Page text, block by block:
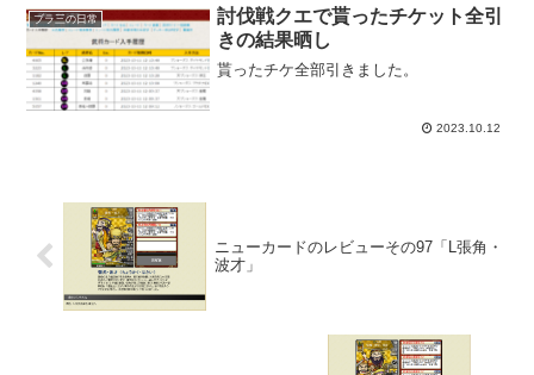
ブラ三の日常
討伐戦クエで貰ったチケット全引
きの結果晒し
貰ったチケ全部引きました。
2023.10.12
ニューカードのレビューその97「L張角・
波才」